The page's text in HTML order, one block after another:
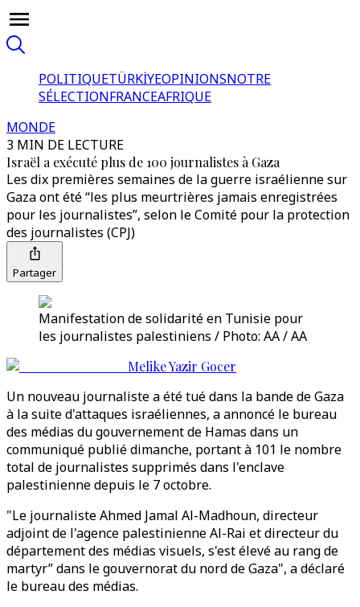
POLITIQUETÜRKİYEOPINIONSNOTRE
SÉLECTIONFRANCEAFRIQUE
MONDE
3 MIN DE LECTURE
Israël a exécuté plus de 100 journalistes à Gaza
Les dix premières semaines de la guerre israélienne sur
Gaza ont été “les plus meurtrières jamais enregistrées
pour les journalistes”, selon le Comité pour la protection
des journalistes (CPJ)
Partager
Manifestation de solidarité en Tunisie pour
les journalistes palestiniens / Photo: AA / AA
Melike Yazir Gocer
Un nouveau journaliste a été tué dans la bande de Gaza
à la suite d'attaques israéliennes, a annoncé le bureau
des médias du gouvernement de Hamas dans un
communiqué publié dimanche, portant à 101 le nombre
total de journalistes supprimés dans l'enclave
palestinienne depuis le 7 octobre.
"Le journaliste Ahmed Jamal Al-Madhoun, directeur
adjoint de l'agence palestinienne Al-Rai et directeur du
département des médias visuels, s'est élevé au rang de
martyr” dans le gouvernorat du nord de Gaza", a déclaré
le bureau des médias.